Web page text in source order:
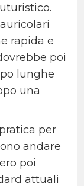
rapida e
poi
lunghe
una
per
andare
poi
attuali